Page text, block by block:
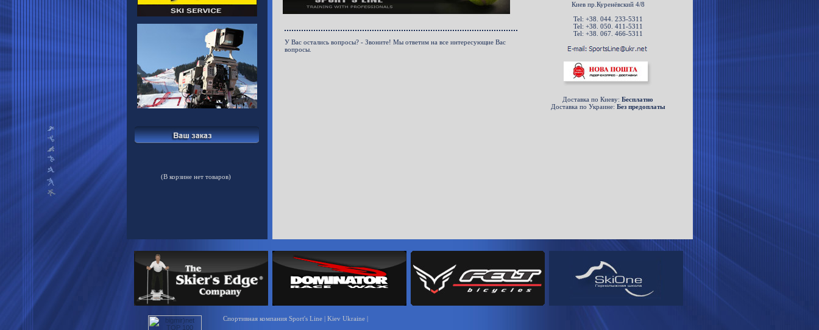
(В корзине нет товаров)
У Вас остались вопросы? - Звоните! Мы ответим на все интересующие Вас
вопросы.
Киев пр.Куренёвский 4/8
Tel: +38. 044. 233-5311
Tel: +38. 050. 411-5311
Tel: +38. 067. 466-5311
Доставка по Киеву: Беcплатно
Доставка по Украине: Без предоплаты
Спортивная компания Sport's Line | Kiev Ukraine |